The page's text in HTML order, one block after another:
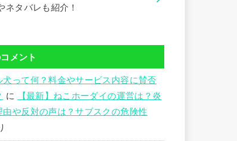
ネタバレも紹介！
メント
犬って何？料金やサービス内容に賛否
に
【最新】ねこホーダイの運営は？炎
由や反対の声は？サブスクの危険性